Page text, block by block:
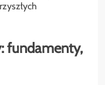
fundamenty,